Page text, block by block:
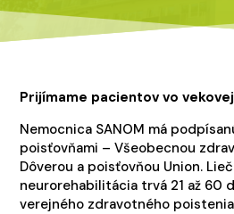
Prijímame pacientov vo
Nemocnica SANOM má
poisťovňami – Všeobecnou
Dôverou a poisťovňou Union.
neurorehabilitácia trvá 21 až 60
verejného zdravotného